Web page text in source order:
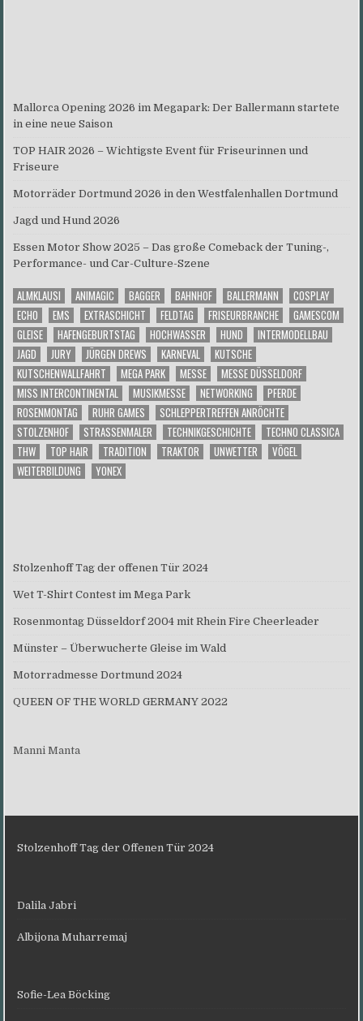
Mallorca Opening 2026 im Megapark: Der Ballermann startete
in eine neue Saison
TOP HAIR 2026 – Wichtigste Event für Friseurinnen und
Friseure
Motorräder Dortmund 2026 in den Westfalenhallen Dortmund
Jagd und Hund 2026
Essen Motor Show 2025 – Das große Comeback der Tuning-,
Performance- und Car-Culture-Szene
ALMKLAUSI ANIMAGIC BAGGER BAHNHOF BALLERMANN
COSPLAY
ECHO
EMS EXTRASCHICHT FELDTAG FRISEURBRANCHE
GAMESCOM
GLEISE
HAFENGEBURTSTAG HOCHWASSER HUND
INTERMODELLBAU
JAGD
JURY JÜRGEN DREWS KARNEVAL
KUTSCHE
KUTSCHENWALLFAHRT
MEGA PARK MESSE
MESSE DÜSSELDORF
MISS INTERCONTINENTAL
MUSIKMESSE NETWORKING
PFERDE
ROSENMONTAG
RUHR GAMES
SCHLEPPERTREFFEN ANRÖCHTE
STOLZENHOF
STRASSENMALER TECHNIKGESCHICHTE
TECHNO CLASSICA
THW
TOP HAIR TRADITION TRAKTOR UNWETTER
VÖGEL
WEITERBILDUNG
YONEX
Stolzenhoff Tag der offenen Tür 2024
Wet T-Shirt Contest im Mega Park
Rosenmontag Düsseldorf 2004 mit Rhein Fire Cheerleader
Münster – Überwucherte Gleise im Wald
Motorradmesse Dortmund 2024
QUEEN OF THE WORLD GERMANY 2022
Manni Manta
Stolzenhoff Tag der Offenen Tür 2024
Dalila Jabri
Albijona Muharremaj
Sofie-Lea Böcking